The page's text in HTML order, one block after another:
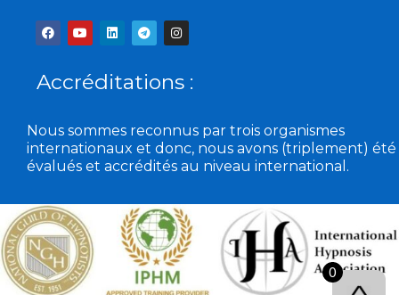
F
a
c
b
o
Y
o
u
u
b
L
i
e
d
T
e
l
g
r
I
n
s
a
g
m
Accréditations :
Nous sommes reconnus par trois organismes
internationaux et donc, nous avons (triplement) été
évalués et accrédités au niveau international.
0